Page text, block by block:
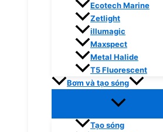
Ecotech Marine
Zetlight
illumagic
Maxspect
Metal Halide
T5 Fluorescent
Bơm và tạo sóng
Tạo sóng